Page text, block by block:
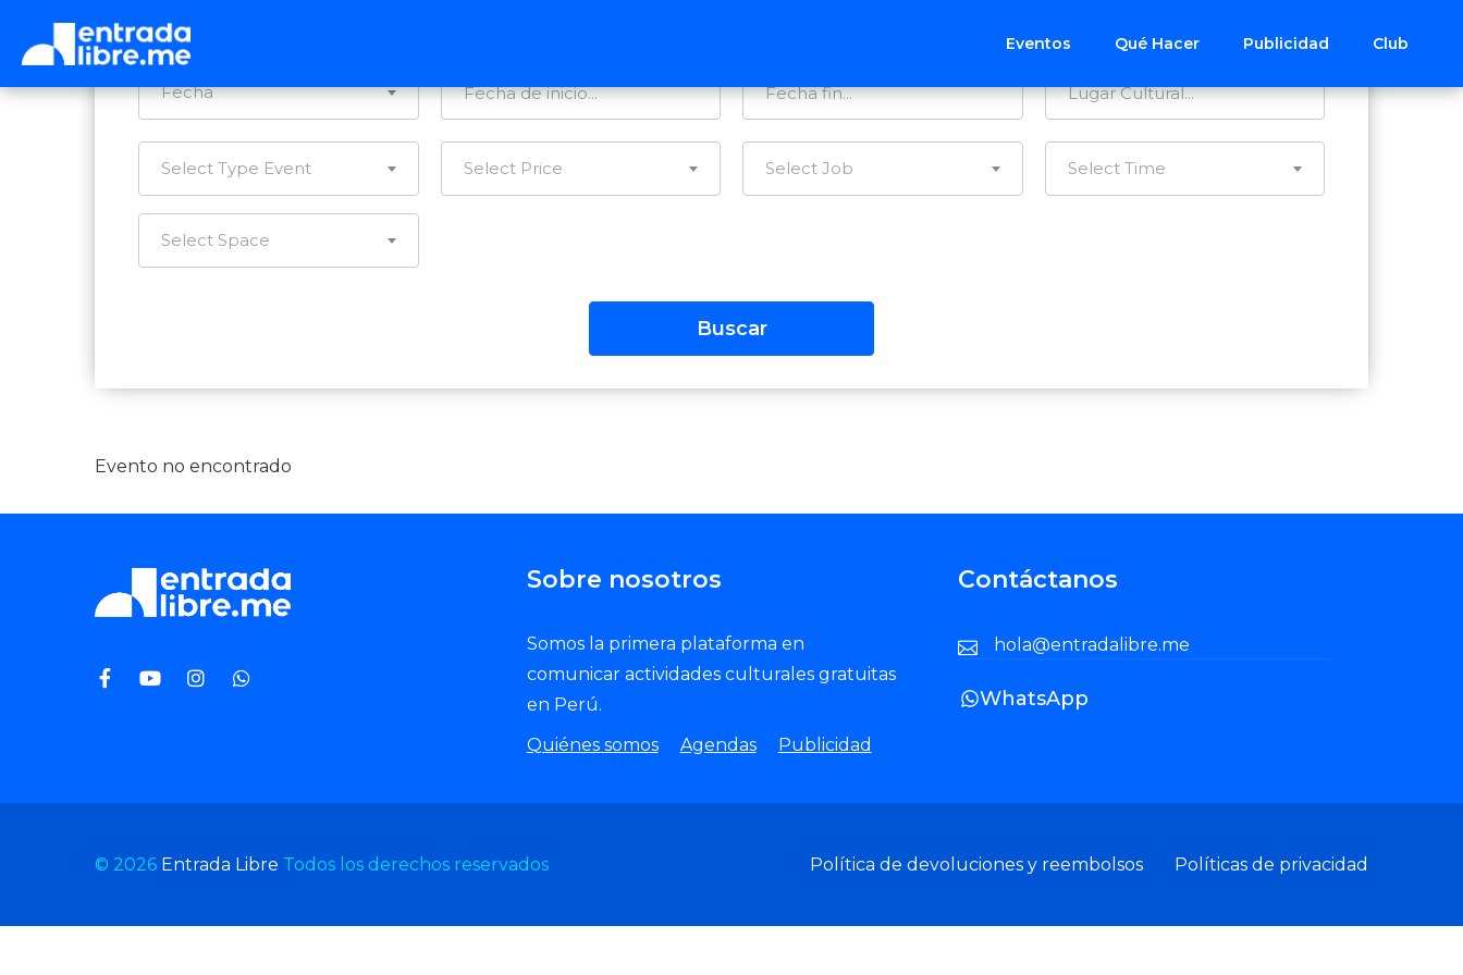
Eventos Qué Hacer Publicidad Club
Fecha
Select Type Event Select Price Select Job Select Time
Select Space
Evento no encontrado
Sobre nosotros
Somos la primera plataforma en
comunicar actividades culturales gratuitas
en Perú.
Quiénes somos
Agendas Publicidad
Contáctanos
hola@entradalibre.me
WhatsApp
© 2026 Entrada Libre Todos los derechos reservados Política de devoluciones y reembolsos Políticas de privacidad